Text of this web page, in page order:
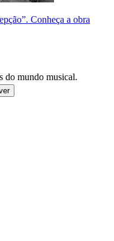
Conheça a obra
do mundo musical.